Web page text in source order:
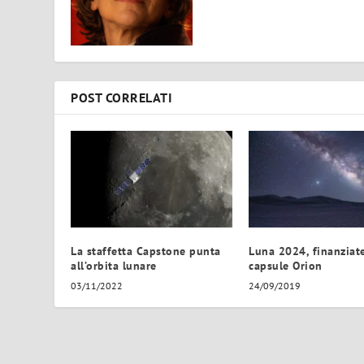
POST CORRELATI
La staffetta Capstone punta
all’orbita lunare
03/11/2022
Luna 2024,
capsule Orion
24/09/2019